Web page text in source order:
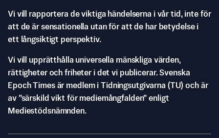
Vi vill rapportera de viktiga händelserna i vår tid, inte för
att de är sensationella utan för att de har betydelse i
ett långsiktigt perspektiv.
Vi vill upprätthålla universella mänskliga värden,
rättigheter och friheter i det vi publicerar. Svenska
Epoch Times är medlem i Tidningsutgivarna (TU) och är
av ”särskild vikt för mediemångfalden” enligt
Mediestödsnämnden.